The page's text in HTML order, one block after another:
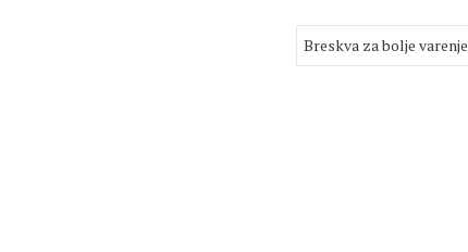
Breskva za bolje varenje